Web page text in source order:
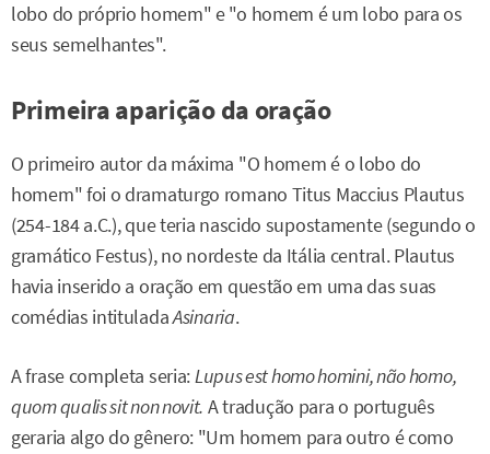
lobo do próprio homem" e "o homem é um lobo para os
seus semelhantes".
Primeira aparição da oração
O primeiro autor da máxima "O homem é o lobo do
homem" foi o dramaturgo romano Titus Maccius Plautus
(254-184 a.C.), que teria nascido supostamente (segundo o
gramático Festus), no nordeste da Itália central. Plautus
havia inserido a oração em questão em uma das suas
comédias intituladaAsinaria.
A frase completa seria:Lupus est homo homini, não homo,
quom qualis sit non novit. A tradução para o português
geraria algo do gênero: "Um homem para outro é como